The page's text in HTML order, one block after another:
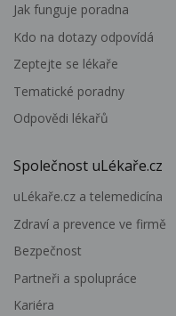
Jak funguje poradna
Kdo na dotazy odpovídá
Zeptejte se lékaře
Tematické poradny
Odpovědi lékařů
Společnost uLékaře.cz
uLékaře.cz a telemedicína
Zdraví a prevence ve firmě
Bezpečnost
Partneři a spolupráce
Kariéra